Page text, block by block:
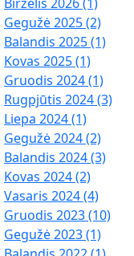
Gegužė 2025 (2)
Balandis 2025 (1)
Kovas 2025 (1)
Gruodis 2024 (1)
Rugpjūtis 2024 (3)
Liepa 2024 (1)
Gegužė 2024 (2)
Balandis 2024 (3)
Kovas 2024 (2)
Vasaris 2024 (4)
Gruodis 2023 (10)
Gegužė 2023 (1)